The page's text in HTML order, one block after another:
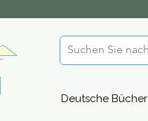
Deutsche Bücher